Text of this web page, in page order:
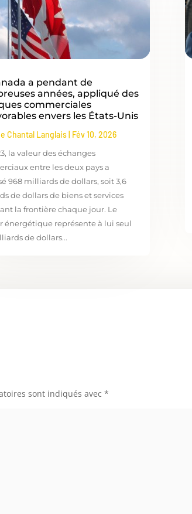
a pendant de
années, appliqué des
commerciales
envers les États-Unis
Chantal Langlais| Fév 10, 2026
la valeur des échanges
entre les deux pays a
968 milliards de dollars, soit 3,6
de dollars de biens et services
la frontière chaque jour. Le
énergétique représente à lui seul
de dollars...
sont indiqués avec*